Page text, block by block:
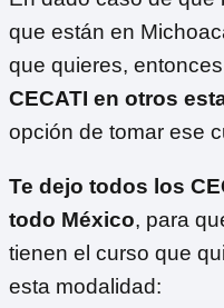
que están en
que quieres,
CECATI en otros
opción de tomar ese
Te dejo todos los
todo México, para
tienen el curso que
esta modalidad: